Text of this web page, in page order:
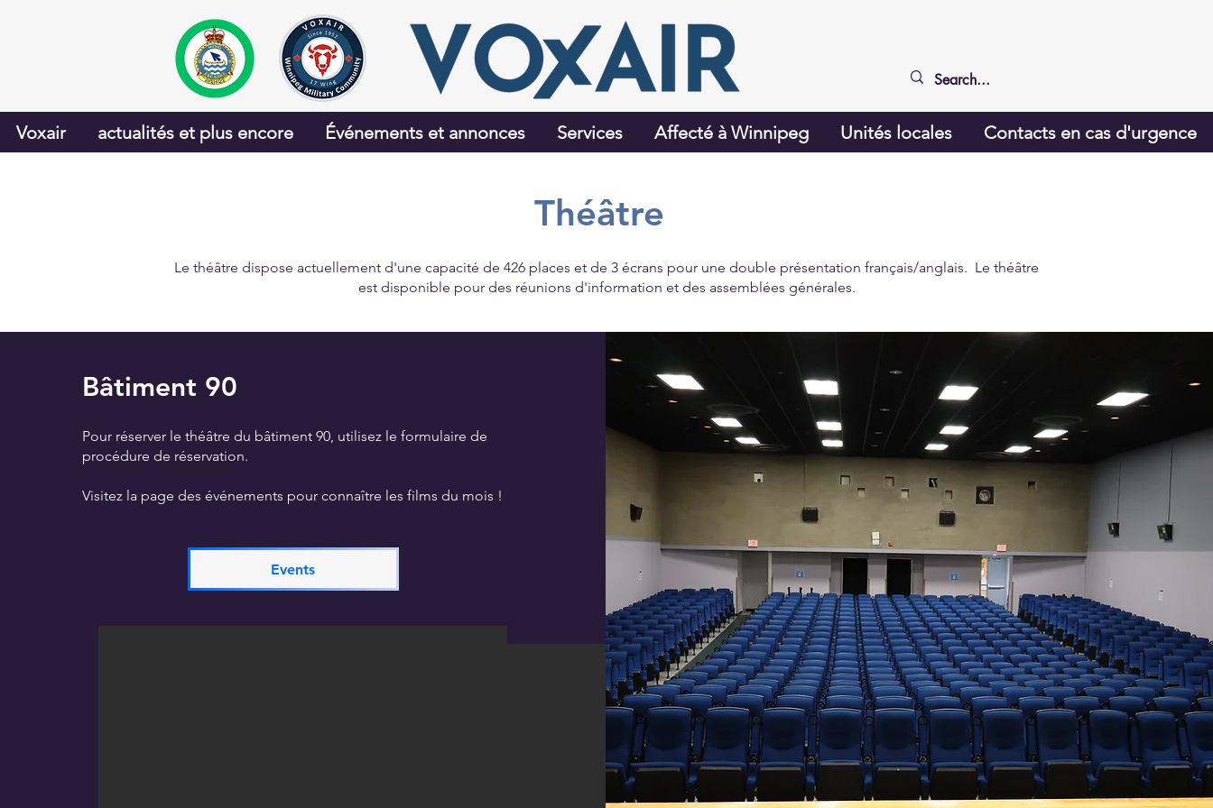
Voxair actualités et plus encore Événements et annonces Services Affecté à Winnipeg Unités locales Contacts en cas d'urgence
Théâtre
Le théâtre dispose actuellement d'une capacité de 426 places et de 3 écrans pour une double présentation français/anglais. Le théâtre
est disponible pour des réunions d'information et des assemblées générales.
Bâtiment 90
Pour réserver le théâtre du bâtiment 90, utilisez le formulaire de
procédure de réservation.
Visitez la page des événements pour connaître les films du mois !
Events